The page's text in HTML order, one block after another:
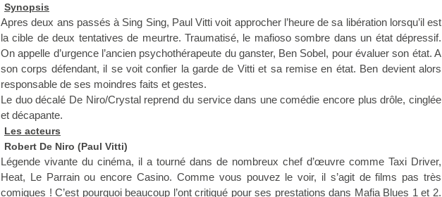
Synopsis
Apres deux ans passés à Sing Sing, Paul Vitti voit approcher l’heure de sa libération lorsqu’il est
la cible de deux tentatives de meurtre. Traumatisé, le mafioso sombre dans un état dépressif.
On appelle d’urgence l’ancien psychothérapeute du ganster, Ben Sobel, pour évaluer son état. A
son corps défendant, il se voit confier la garde de Vitti et sa remise en état. Ben devient alors
responsable de ses moindres faits et gestes.
Le duo décalé De Niro/Crystal reprend du service dans une comédie encore plus drôle, cinglée
et décapante.
Les acteurs
Robert De Niro (Paul Vitti)
Légende vivante du cinéma, il a tourné dans de nombreux chef d’œuvre comme Taxi Driver,
Heat, Le Parrain ou encore Casino. Comme vous pouvez le voir, il s’agit de films pas très
comiques ! C’est pourquoi beaucoup l’ont critiqué pour ses prestations dans Mafia Blues 1 et 2.